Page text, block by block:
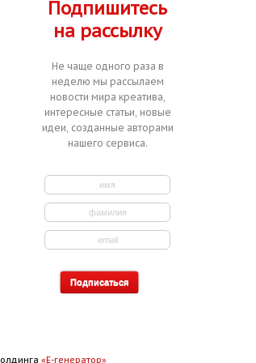
идеи упаковки для
карамели с
Д&quot;.
29 января 2003
13 февраля 2003
Разработка идеи печатной
рекламы формата А4 для
Активирован
Завершён:
Подпишитесь
на рассылку
Не чаще одного раза в
неделю мы рассылаем
новости мира креатива,
интересные статьи, новые
идеи, созданные авторами
нашего сервиса.
«Е-генератор»